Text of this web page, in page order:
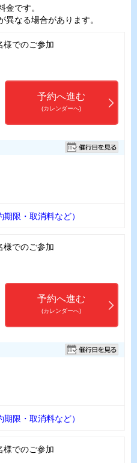
金です。
なる場合があります。
様でのご参加
予約へ進む
(カレンダーへ)
限・取消料など）
様でのご参加
予約へ進む
(カレンダーへ)
限・取消料など）
様でのご参加